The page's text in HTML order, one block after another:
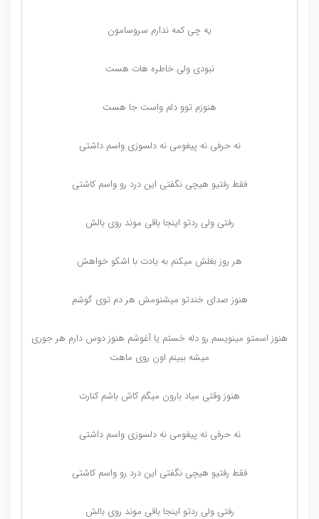
یه چی کمه ندارم سروسامون
نبودی ولی خاطره هات هست
هنوزم توو دلم واست جا هست
نه حرفی نه پیغومی نه دلسوزی واسم داشتی
فقط رفتیو هیچی نگفتی این درد رو واسم کاشتی
رفتی ولی ردتو اینجا باقی موند روی بالش
هر روز بغلش میکنم به یادت با اشکو خواهش
هنوز صدای خندتو میشنومش هر دم‌ توی گوشم
هنوز اسمتو مینویسم رو‌ دله خستم یا آغوشم هنوز دوس دارم هر جوری
میشه ببینم اون روی ماهت
هنوز وقتی میاد بارون میگم کاش باشم کنارت
نه حرفی نه پیغومی نه دلسوزی واسم داشتی
فقط رفتیو هیچی نگفتی این درد رو واسم کاشتی
رفتی ولی ردتو اینجا باقی موند روی بالش